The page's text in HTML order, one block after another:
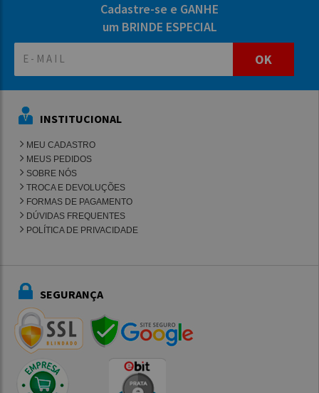
Cadastre-se e GANHE
um BRINDE ESPECIAL
OK
INSTITUCIONAL
MEU CADASTRO
MEUS PEDIDOS
SOBRE NÓS
TROCA E DEVOLUÇÕES
FORMAS DE PAGAMENTO
DÚVIDAS FREQUENTES
POLÍTICA DE PRIVACIDADE
SEGURANÇA